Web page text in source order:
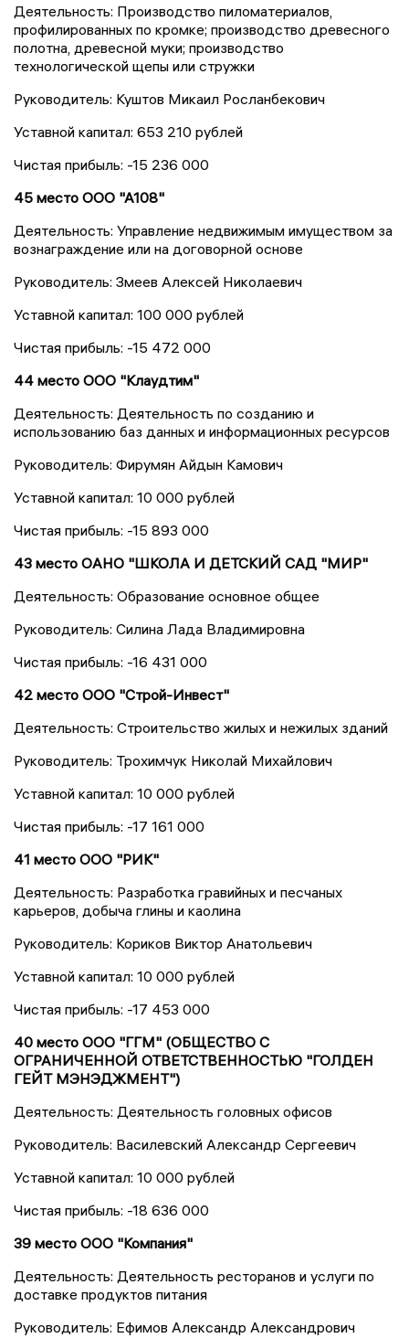
Деятельность: Производство пиломатериалов,
профилированных по кромке; производство древесного
полотна, древесной муки; производство
технологической щепы или стружки
Руководитель: Куштов Микаил Росланбекович
Уставной капитал: 653 210 рублей
Чистая прибыль: -15 236 000
45 место ООО "А108"
Деятельность: Управление недвижимым имуществом за
вознаграждение или на договорной основе
Руководитель: Змеев Алексей Николаевич
Уставной капитал: 100 000 рублей
Чистая прибыль: -15 472 000
44 место ООО "Клаудтим"
Деятельность: Деятельность по созданию и
использованию баз данных и информационных ресурсов
Руководитель: Фирумян Айдын Камович
Уставной капитал: 10 000 рублей
Чистая прибыль: -15 893 000
43 место ОАНО "ШКОЛА И ДЕТСКИЙ САД "МИР"
Деятельность: Образование основное общее
Руководитель: Силина Лада Владимировна
Чистая прибыль: -16 431 000
42 место ООО "Строй-Инвест"
Деятельность: Строительство жилых и нежилых зданий
Руководитель: Трохимчук Николай Михайлович
Уставной капитал: 10 000 рублей
Чистая прибыль: -17 161 000
41 место ООО "РИК"
Деятельность: Разработка гравийных и песчаных
карьеров, добыча глины и каолина
Руководитель: Кориков Виктор Анатольевич
Уставной капитал: 10 000 рублей
Чистая прибыль: -17 453 000
40 место ООО "ГГМ" (ОБЩЕСТВО С
ОГРАНИЧЕННОЙ ОТВЕТСТВЕННОСТЬЮ "ГОЛДЕН
ГЕЙТ МЭНЭДЖМЕНТ")
Деятельность: Деятельность головных офисов
Руководитель: Василевский Александр Сергеевич
Уставной капитал: 10 000 рублей
Чистая прибыль: -18 636 000
39 место ООО "Компания"
Деятельность: Деятельность ресторанов и услуги по
доставке продуктов питания
Руководитель: Ефимов Александр Александрович